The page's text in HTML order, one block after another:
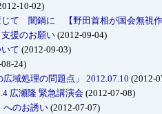
10-02)
て 闇鍋に 【野田首相が国会無視作
援のお願い (2012-09-04)
て (2012-09-03)
24)
域処理の問題点」 2012.07.10 (2012-
広瀬隆 緊急講演会 (2012-07-08)
へのお誘い (2012-07-07)